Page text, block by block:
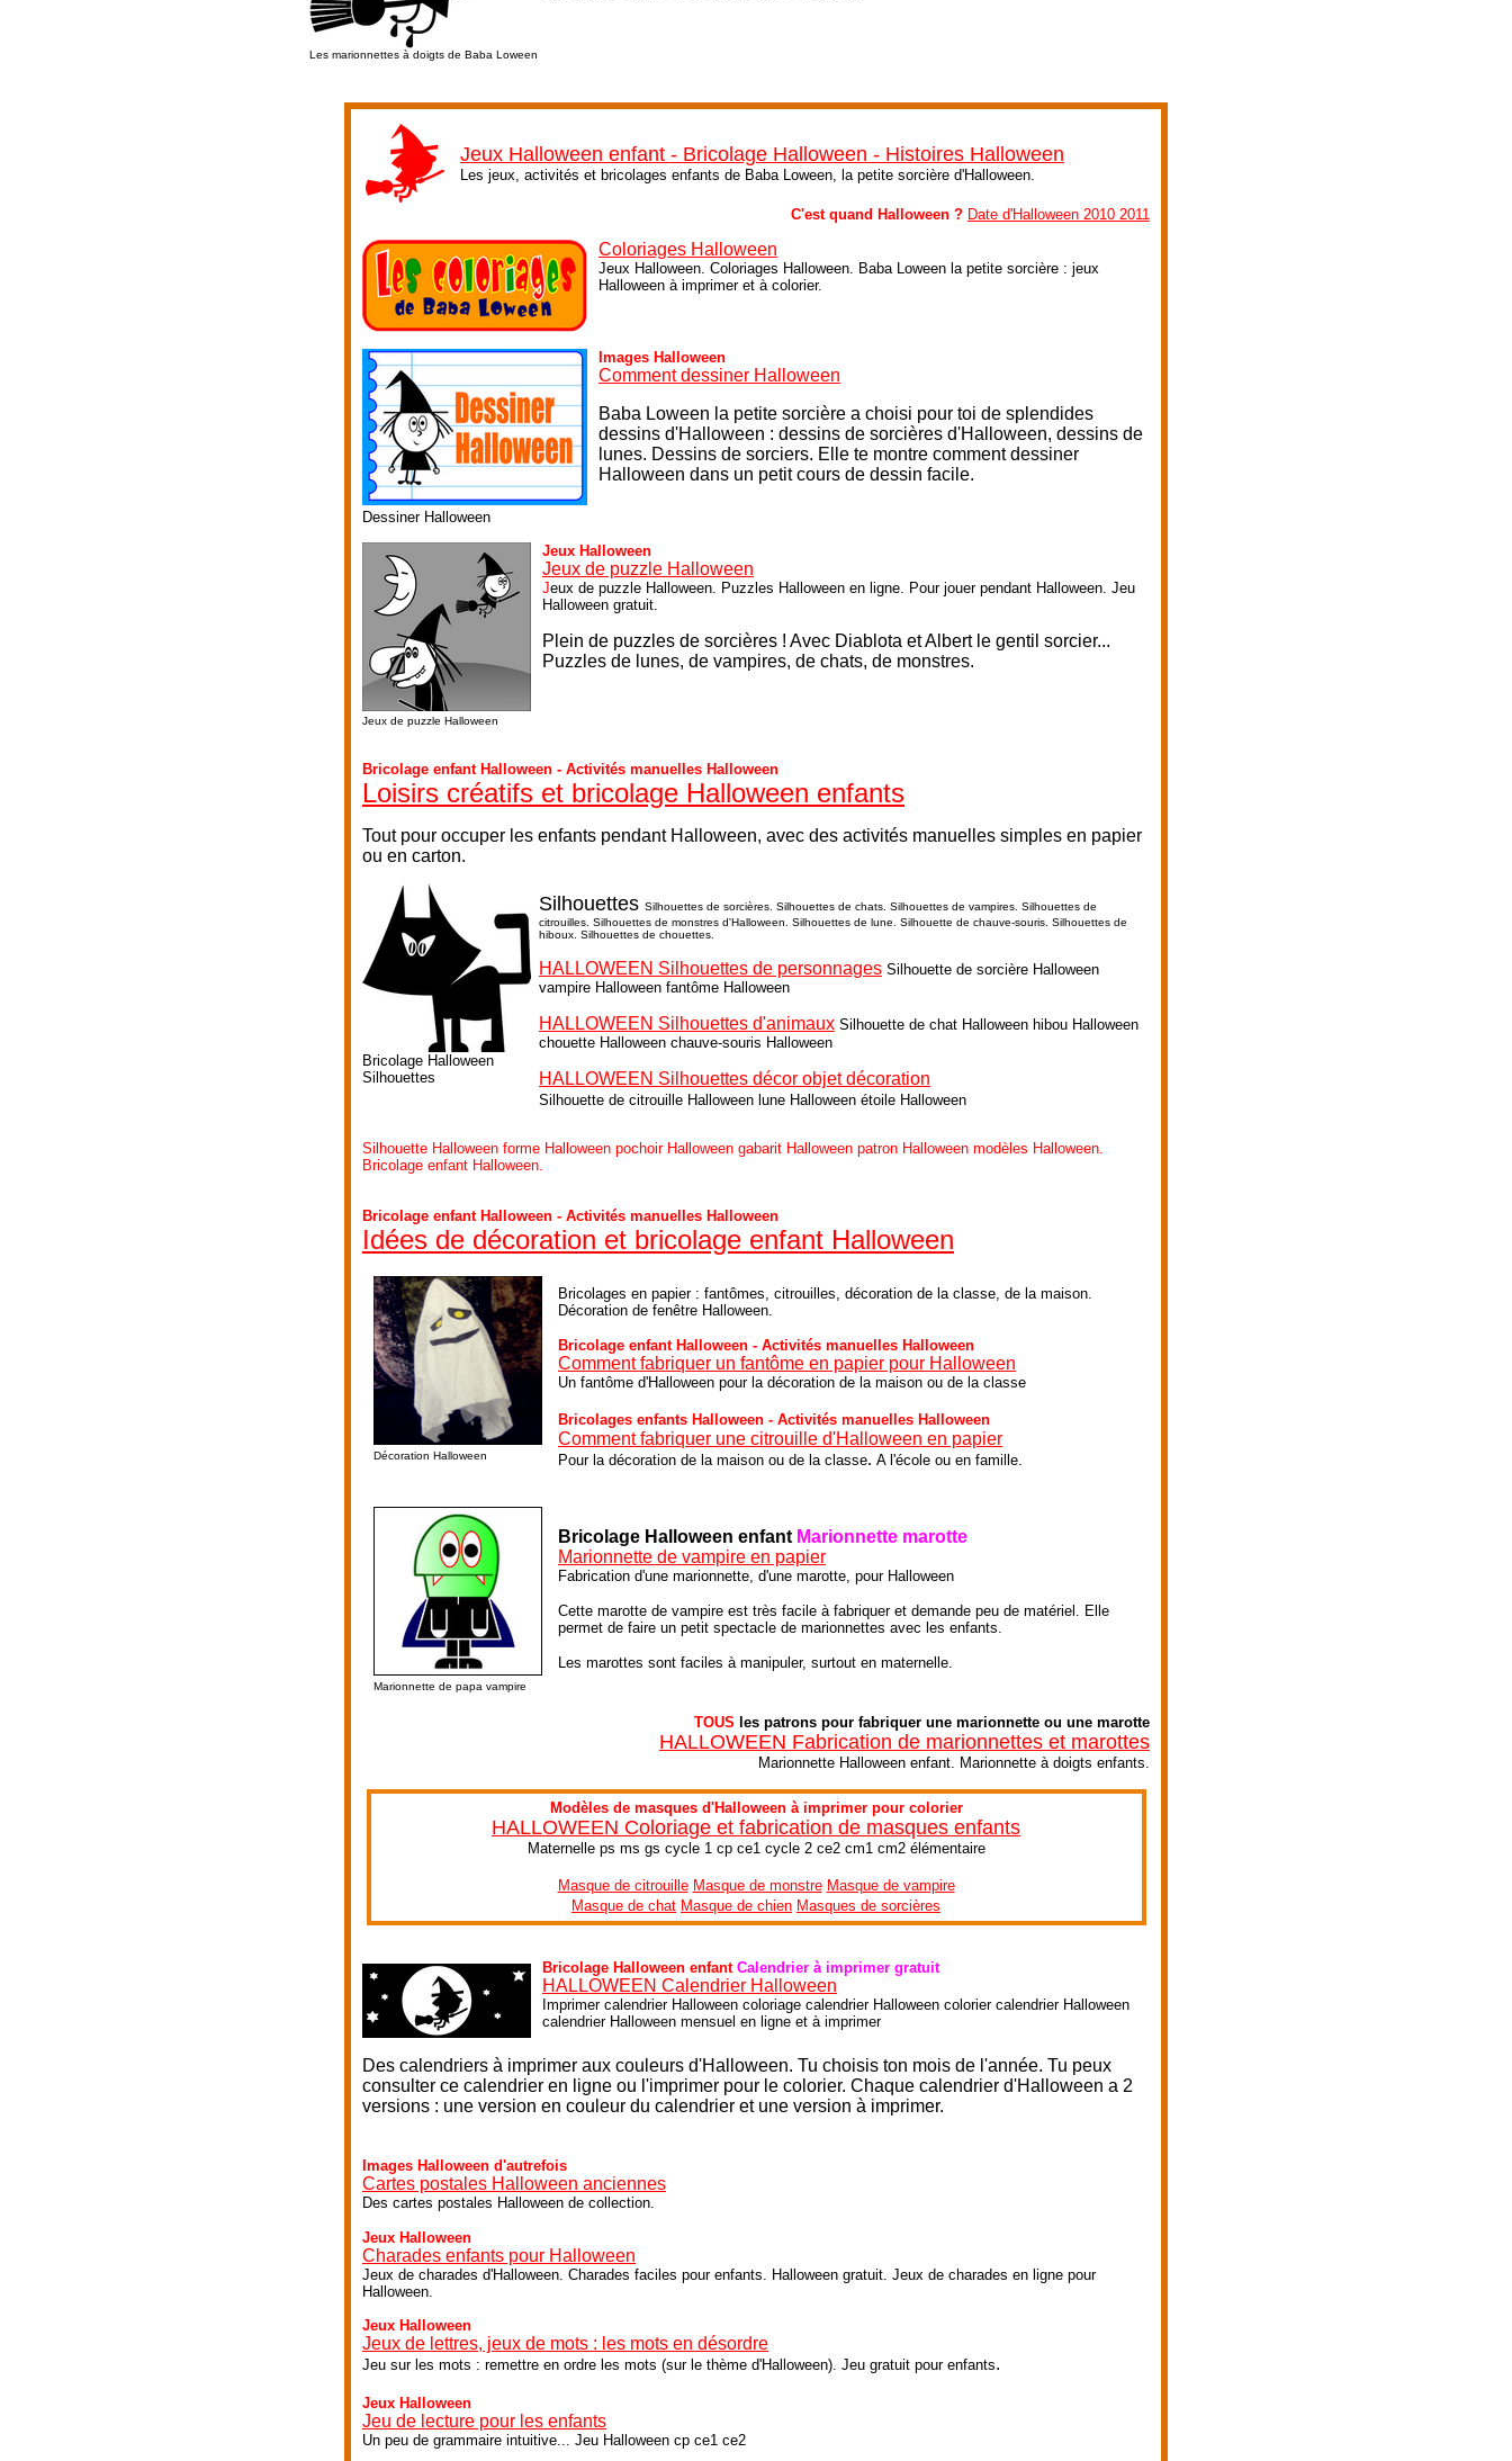
Les marionnettes à doigts de Baba Loween
Jeux Halloween enfant - Bricolage Halloween - Histoires Halloween
Les jeux, activités et bricolages enfants de Baba Loween, la petite sorcière d'Halloween.
C'est quand Halloween ? Date d'Halloween 2010 2011
Coloriages Halloween
Jeux Halloween. Coloriages Halloween. Baba Loween la petite sorcière : jeux
Halloween à imprimer et à colorier.
Dessiner Halloween
Images Halloween
Comment dessiner Halloween
Baba Loween la petite sorcière a choisi pour toi de splendides
dessins d'Halloween : dessins de sorcières d'Halloween, dessins de
lunes. Dessins de sorciers. Elle te montre comment dessiner
Halloween dans un petit cours de dessin facile.
Jeux de puzzle Halloween
Jeux Halloween
Jeux de puzzle Halloween
Jeux de puzzle Halloween. Puzzles Halloween en ligne. Pour jouer pendant Halloween. Jeu
Halloween gratuit.
Plein de puzzles de sorcières ! Avec Diablota et Albert le gentil sorcier...
Puzzles de lunes, de vampires, de chats, de monstres.
Bricolage enfant Halloween - Activités manuelles Halloween
Loisirs créatifs et bricolage Halloween enfants
Tout pour occuper les enfants pendant Halloween, avec des activités manuelles simples en papier
ou en carton.
Bricolage Halloween
Silhouettes
Silhouettes Silhouettes de sorcières. Silhouettes de chats. Silhouettes de vampires. Silhouettes de
citrouilles. Silhouettes de monstres d'Halloween. Silhouettes de lune. Silhouette de chauve-souris. Silhouettes de
hiboux. Silhouettes de chouettes.
HALLOWEEN Silhouettes de personnages Silhouette de sorcière Halloween
vampire Halloween fantôme Halloween
HALLOWEEN Silhouettes d'animaux Silhouette de chat Halloween hibou Halloween
chouette Halloween chauve-souris Halloween
HALLOWEEN Silhouettes décor objet décoration
Silhouette de citrouille Halloween lune Halloween étoile Halloween
Silhouette Halloween forme Halloween pochoir Halloween gabarit Halloween patron Halloween modèles Halloween.
Bricolage enfant Halloween.
Bricolage enfant Halloween - Activités manuelles Halloween
Idées de décoration et bricolage enfant Halloween
Décoration Halloween
Bricolages en papier : fantômes, citrouilles, décoration de la classe, de la maison.
Décoration de fenêtre Halloween.
Bricolage enfant Halloween - Activités manuelles Halloween
Comment fabriquer un fantôme en papier pour Halloween
Un fantôme d'Halloween pour la décoration de la maison ou de la classe
Bricolages enfants Halloween - Activités manuelles Halloween
Comment fabriquer une citrouille d'Halloween en papier
Pour la décoration de la maison ou de la classe. A l'école ou en famille.
Marionnette de papa vampire
Bricolage Halloween enfant Marionnette marotte
Marionnette de vampire en papier
Fabrication d'une marionnette, d'une marotte, pour Halloween
Cette marotte de vampire est très facile à fabriquer et demande peu de matériel. Elle
permet de faire un petit spectacle de marionnettes avec les enfants.
Les marottes sont faciles à manipuler, surtout en maternelle.
TOUS les patrons pour fabriquer une marionnette ou une marotte
HALLOWEEN Fabrication de marionnettes et marottes
Marionnette Halloween enfant. Marionnette à doigts enfants.
Modèles de masques d'Halloween à imprimer pour colorier
HALLOWEEN Coloriage et fabrication de masques enfants
Maternelle ps ms gs cycle 1 cp ce1 cycle 2 ce2 cm1 cm2 élémentaire
Masque de citrouille Masque de monstre Masque de vampire
Masque de chat Masque de chien Masques de sorcières
Bricolage Halloween enfant Calendrier à imprimer gratuit
HALLOWEEN Calendrier Halloween
Imprimer calendrier Halloween coloriage calendrier Halloween colorier calendrier Halloween
calendrier Halloween mensuel en ligne et à imprimer
Des calendriers à imprimer aux couleurs d'Halloween. Tu choisis ton mois de l'année. Tu peux
consulter ce calendrier en ligne ou l'imprimer pour le colorier. Chaque calendrier d'Halloween a 2
versions : une version en couleur du calendrier et une version à imprimer.
Images Halloween d'autrefois
Cartes postales Halloween anciennes
Des cartes postales Halloween de collection.
Jeux Halloween
Charades enfants pour Halloween
Jeux de charades d'Halloween. Charades faciles pour enfants. Halloween gratuit. Jeux de charades en ligne pour
Halloween.
Jeux Halloween
Jeux de lettres, jeux de mots : les mots en désordre
Jeu sur les mots : remettre en ordre les mots (sur le thème d'Halloween). Jeu gratuit pour enfants.
Jeux Halloween
Jeu de lecture pour les enfants
Un peu de grammaire intuitive... Jeu Halloween cp ce1 ce2